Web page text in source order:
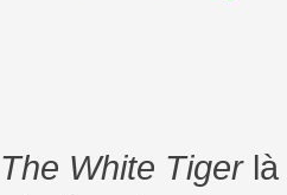
The White Tigerlà